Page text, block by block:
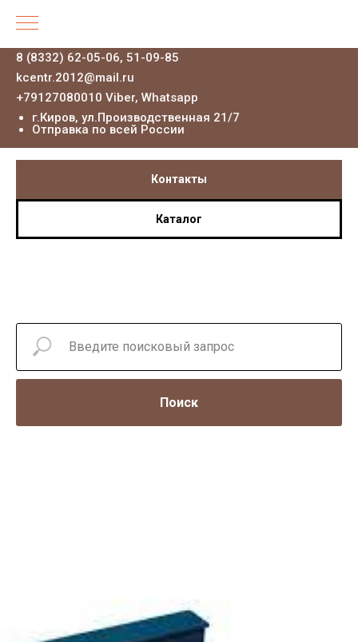
8 (8332) 62-05-06, 51-09-85
kcentr.2012@mail.ru
+79127080010 Viber, Whatsapp
г.Киров, ул.Производственная 21/7
Отправка по всей России
Контакты
Каталог
Поиск